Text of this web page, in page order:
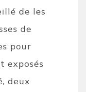
de les
de
pour
exposés
deux